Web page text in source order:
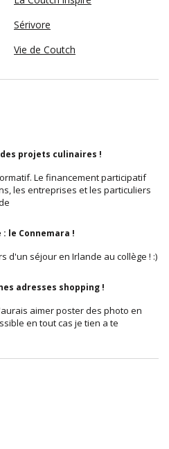
Sérivore
Vie de Coutch
projets culinaires !
Le financement participatif
les entreprises et les particuliers
: le Connemara !
d'un séjour en Irlande au collège ! :)
adresses shopping !
aimer poster des photo en
en tout cas je tien a te